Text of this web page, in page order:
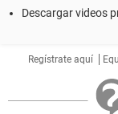
Descargar videos
Regístrate aquí